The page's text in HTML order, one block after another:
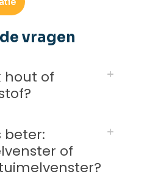
vragen​
hout of
beter:
of